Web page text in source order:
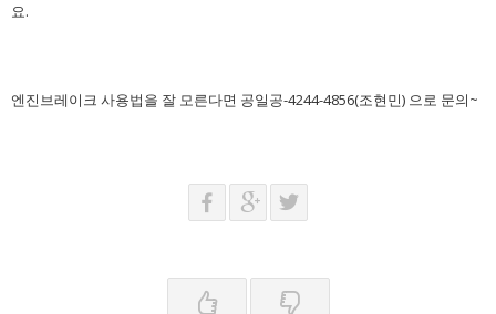
요.
엔진브레이크 사용법을 잘 모른다면 공일공-4244-4856(조현민) 으로 문의~